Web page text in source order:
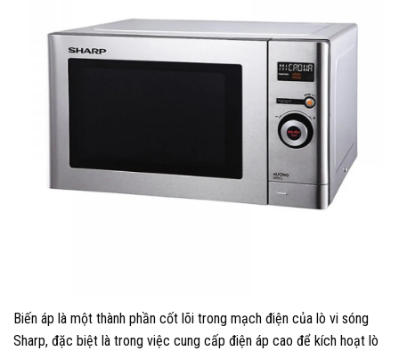
Biến áp là một thành phần cốt lõi trong mạch điện của lò vi sóng
Sharp, đặc biệt là trong việc cung cấp điện áp cao để kích hoạt lò